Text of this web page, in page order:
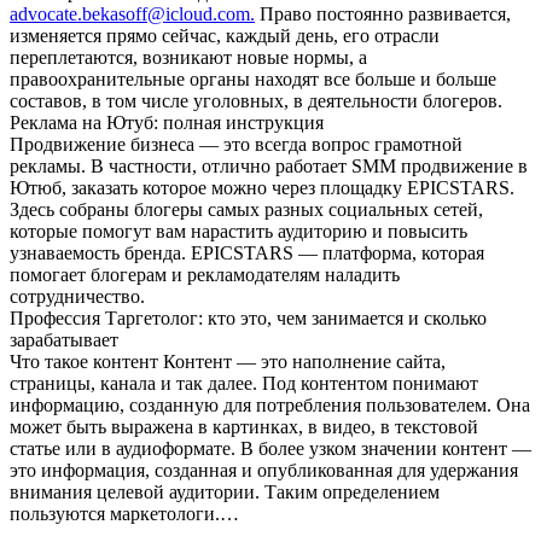
advocate.bekasoff@icloud.com. Право постоянно развивается,
изменяется прямо сейчас, каждый день, его отрасли
переплетаются, возникают новые нормы, а
правоохранительные органы находят все больше и больше
составов, в том числе уголовных, в деятельности блогеров.
Реклама на Ютуб: полная инструкция
Продвижение бизнеса — это всегда вопрос грамотной
рекламы. В частности, отлично работает SMM продвижение в
Ютюб, заказать которое можно через площадку EPICSTARS.
Здесь собраны блогеры самых разных социальных сетей,
которые помогут вам нарастить аудиторию и повысить
узнаваемость бренда. EPICSTARS — платформа, которая
помогает блогерам и рекламодателям наладить
сотрудничество.
Профессия Таргетолог: кто это, чем занимается и сколько
зарабатывает
Что такое контент Контент — это наполнение сайта,
страницы, канала и так далее. Под контентом понимают
информацию, созданную для потребления пользователем. Она
может быть выражена в картинках, в видео, в текстовой
статье или в аудиоформате. В более узком значении контент —
это информация, созданная и опубликованная для удержания
внимания целевой аудитории. Таким определением
пользуются маркетологи.…